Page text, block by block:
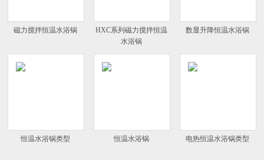
磁力搅拌恒温水浴锅
HXC系列磁力搅拌恒温
水浴锅
数显升降恒温水浴锅
恒温水浴锅类型 恒温水浴锅 电热恒温水浴锅类型